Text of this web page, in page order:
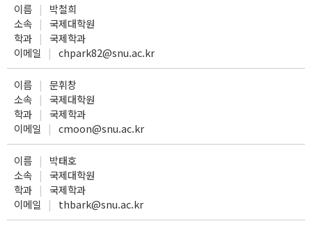
이름
박철희
소속
국제대학원
학과
국제학과
이메일
chpark82@snu.ac.kr
이름
문휘창
소속
국제대학원
학과
국제학과
이메일
cmoon@snu.ac.kr
이름
박태호
소속
국제대학원
학과
국제학과
이메일
thbark@snu.ac.kr